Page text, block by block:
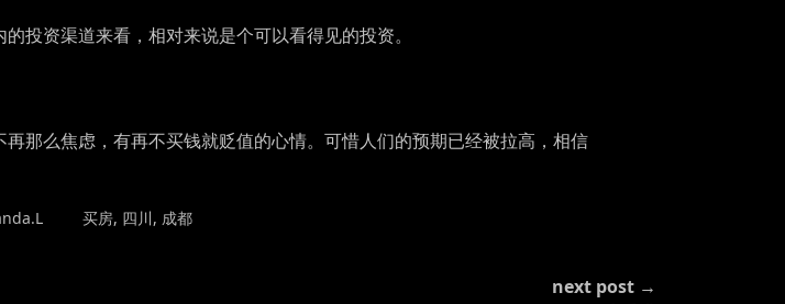
投资渠道来看，相对来说是个可以看得见的投资。
那么焦虑，有再不买钱就贬值的心情。可惜人们的预期已经被拉高，相信
TAGGED
买房, 四川, 成都
next post →